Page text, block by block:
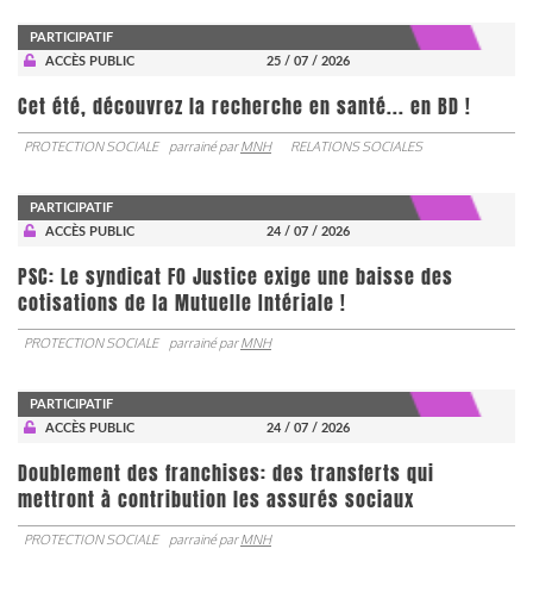
PARTICIPATIF
ACCÈS PUBLIC
25 / 07 / 2026
Cet été, découvrez la recherche en santé... en BD !
PROTECTION SOCIALE parrainé parMNH RELATIONS SOCIALES
PARTICIPATIF
ACCÈS PUBLIC
24 / 07 / 2026
PSC: Le syndicat FO Justice exige une baisse des
cotisations de la Mutuelle Intériale !
PROTECTION SOCIALE parrainé parMNH
PARTICIPATIF
ACCÈS PUBLIC
24 / 07 / 2026
Doublement des franchises: des transferts qui
mettront à contribution les assurés sociaux
PROTECTION SOCIALE parrainé parMNH